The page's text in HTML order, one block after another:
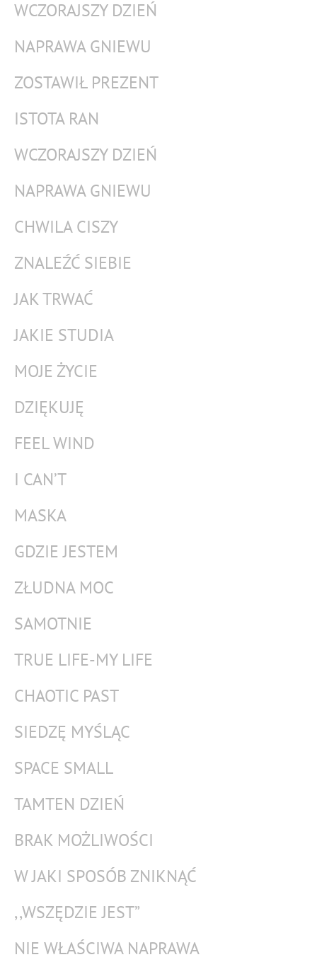
WCZORAJSZY DZIEŃ
NAPRAWA GNIEWU
ZOSTAWIŁ PREZENT
ISTOTA RAN
WCZORAJSZY DZIEŃ
NAPRAWA GNIEWU
CHWILA CISZY
ZNALEŹĆ SIEBIE
JAK TRWAĆ
JAKIE STUDIA
MOJE ŻYCIE
DZIĘKUJĘ
FEEL WIND
I CAN’T
MASKA
GDZIE JESTEM
ZŁUDNA MOC
SAMOTNIE
TRUE LIFE-MY LIFE
CHAOTIC PAST
SIEDZĘ MYŚLĄC
SPACE SMALL
TAMTEN DZIEŃ
BRAK MOŻLIWOŚCI
W JAKI SPOSÓB ZNIKNĄĆ
,,WSZĘDZIE JEST”
NIE WŁAŚCIWA NAPRAWA